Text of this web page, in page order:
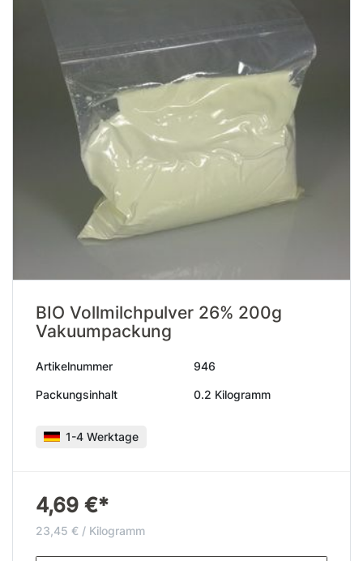
BIO Vollmilchpulver 26% 200g
Vakuumpackung
Artikelnummer 946
Packungsinhalt 0.2 Kilogramm
1-4 Werktage
4,69 €*
23,45 € / Kilogramm